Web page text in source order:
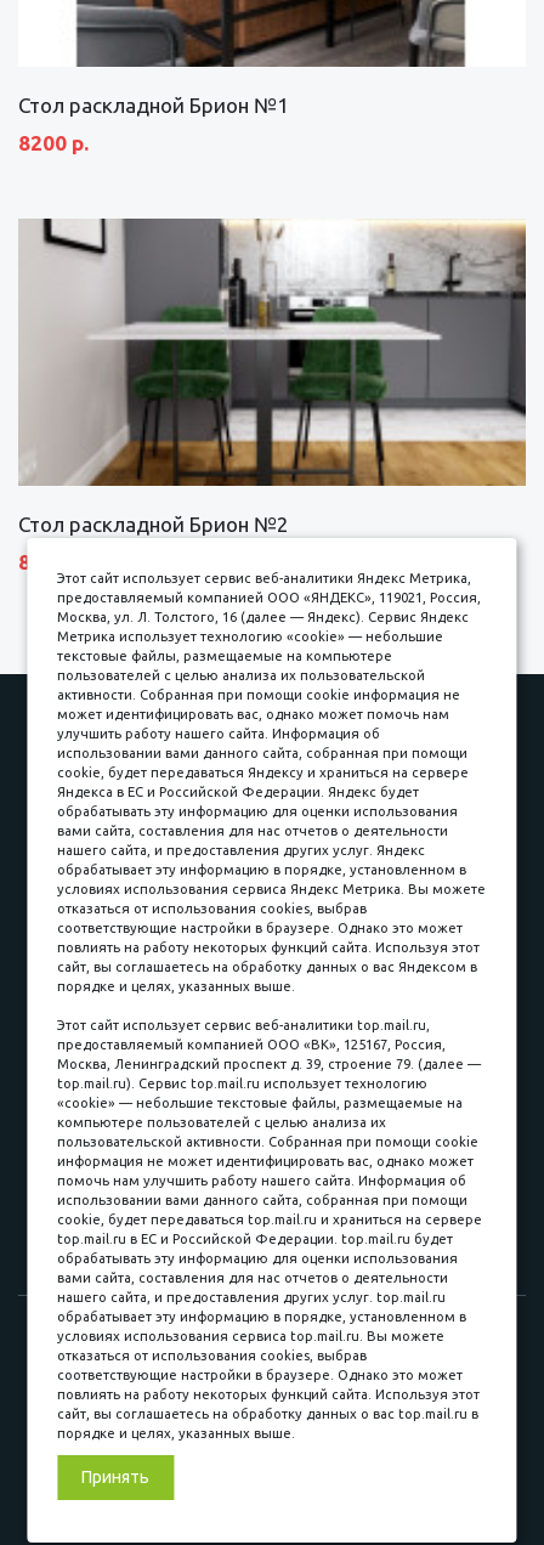
Стол раскладной Брион №1
8200 р.
Стол раскладной Брион №2
8690 р.
Наши работы
Оплата
Доставка и сборка
Гарантии
Карьера в компании
Контакты
Принимаем к оплате
Наличные
пл. Соляная, 6, стр. 16
8 (3822) 60-70-30
8 (3822) 50-39-09
8 (3822) 22-77-68
8 (3822) 50-48-50
8 (3822) 65-42-10
© 2015-2026. Компания «Мебельный куб».
ИП Саворенко Валерий Александрович. Россия, г. Томск, пл.
Соляная, 6 стр. 16, Цокольный этаж
Этот сайт использует сервис веб-аналитики Яндекс Метрика,
предоставляемый компанией ООО «ЯНДЕКС», 119021, Россия,
Москва, ул. Л. Толстого, 16 (далее — Яндекс). Сервис Яндекс
Метрика использует технологию «cookie» — небольшие
текстовые файлы, размещаемые на компьютере
пользователей с целью анализа их пользовательской
активности. Собранная при помощи cookie информация не
может идентифицировать вас, однако может помочь нам
улучшить работу нашего сайта. Информация об
использовании вами данного сайта, собранная при помощи
cookie, будет передаваться Яндексу и храниться на сервере
Яндекса в ЕС и Российской Федерации. Яндекс будет
обрабатывать эту информацию для оценки использования
вами сайта, составления для нас отчетов о деятельности
нашего сайта, и предоставления других услуг. Яндекс
обрабатывает эту информацию в порядке, установленном в
условиях использования сервиса Яндекс Метрика. Вы можете
отказаться от использования cookies, выбрав
соответствующие настройки в браузере. Однако это может
повлиять на работу некоторых функций сайта. Используя этот
сайт, вы соглашаетесь на обработку данных о вас Яндексом в
порядке и целях, указанных выше.
Этот сайт использует сервис веб-аналитики top.mail.ru,
предоставляемый компанией ООО «ВК», 125167, Россия,
Москва, Ленинградский проспект д. 39, строение 79. (далее —
top.mail.ru). Сервис top.mail.ru использует технологию
«cookie» — небольшие текстовые файлы, размещаемые на
компьютере пользователей с целью анализа их
пользовательской активности. Собранная при помощи cookie
информация не может идентифицировать вас, однако может
помочь нам улучшить работу нашего сайта. Информация об
использовании вами данного сайта, собранная при помощи
cookie, будет передаваться top.mail.ru и храниться на сервере
top.mail.ru в ЕС и Российской Федерации. top.mail.ru будет
обрабатывать эту информацию для оценки использования
вами сайта, составления для нас отчетов о деятельности
нашего сайта, и предоставления других услуг. top.mail.ru
обрабатывает эту информацию в порядке, установленном в
условиях использования сервиса top.mail.ru. Вы можете
отказаться от использования cookies, выбрав
соответствующие настройки в браузере. Однако это может
повлиять на работу некоторых функций сайта. Используя этот
сайт, вы соглашаетесь на обработку данных о вас top.mail.ru в
порядке и целях, указанных выше.
Принять